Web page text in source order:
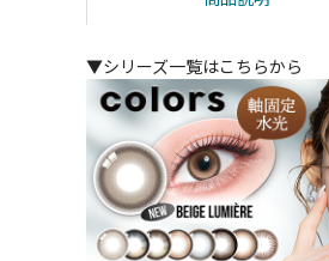
▼シリーズ一覧はこちらから